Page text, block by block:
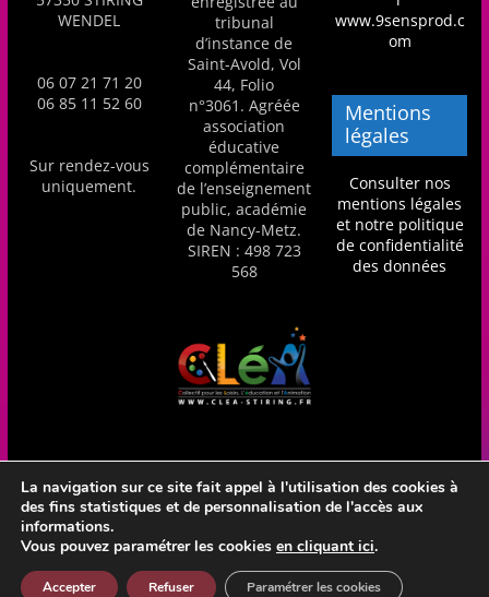
A
!
WENDEL
06 07 21 71 20
06 85 11 52 60
Sur rendez-vous
uniquement.
tribunal
d’instance de
Saint-Avold, Vol
44, Folio
n°3061. Agréée
association
éducative
complémentaire
de l’enseignement
public, académie
de Nancy-Metz.
SIREN : 498 723
568
www.9sensprod.c
om
Mentions
légales
Consulter nos
mentions légales
et notre politique
de confidentialité
des données
Réalisation Frédéric Amella - CLéA Stiring-Wendel - Hébergé
en France par OVH
La navigation sur ce site fait appel à l'utilisation des cookies à
des fins statistiques et de personnalisation de l'accès aux
informations.
Vous pouvez paramétrer les cookies en cliquant ici.
Accepter Refuser Paramétrer les cookies